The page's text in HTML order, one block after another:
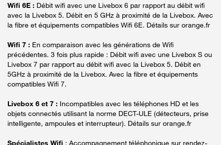
Wifi 6E : Débit wifi avec une Livebox 6 par rapport au débit wifi
avec la Livebox 5. Débit en 5 GHz à proximité de la Livebox. Avec
la fibre et équipements compatibles Wifi 6E. Détails sur orange.fr
Wifi 7 : En comparaison avec les générations de Wifi
précédentes. 3 fois plus rapide : Débit wifi avec une Livebox S ou
Livebox 7 par rapport au débit wifi avec la Livebox 5. Débit en
5GHz à proximité de la Livebox. Avec la fibre et équipements
compatibles Wifi 7.
Livebox 6 et 7 : Incompatibles avec les téléphones HD et les
objets connectés utilisant la norme DECT-ULE (détecteurs, prise
intelligente, ampoules et interrupteur). Détails sur orange.fr
Spécialistes Wifi : Accompagnement téléphonique sur rendez-